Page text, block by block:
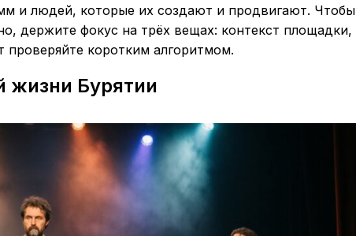
и людей, которые их создают и продвигают. Чтобы
держите фокус на трёх вещах: контекст площадки,
проверяйте коротким алгоритмом.
жизни Бурятии